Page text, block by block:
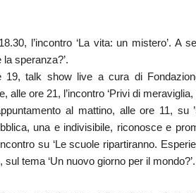
l’incontro ‘La vita: un mistero’. A
speranza?’.
19, talk show live a cura di
alle ore 21, l’incontro ‘Privi di
al mattino, alle ore 11, su
una e indivisibile, riconosce e
su ‘Le scuole ripartiranno.
tema ‘Un nuovo giorno per il mondo?’.